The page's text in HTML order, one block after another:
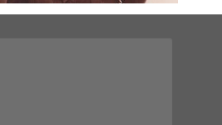
indiqués avec*